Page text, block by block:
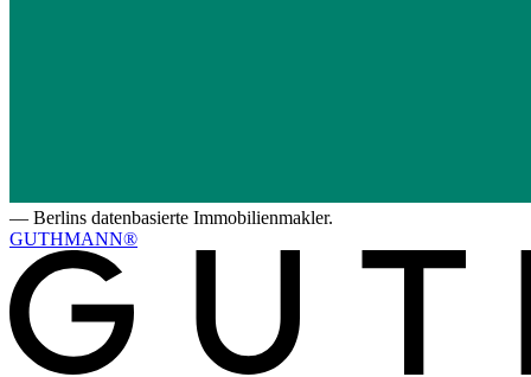
— Berlins datenbasierte Immobilienmakler.
GUTHMANN®